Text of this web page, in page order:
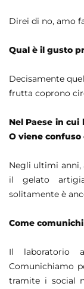
Direi di no, amo
Qual è il gusto
Decisamente
frutta coprono
Nel Paese in
O viene
Negli ultimi anni,
il gelato
solitamente è
Come
Il laboratorio
Comunichiamo
tramite i social